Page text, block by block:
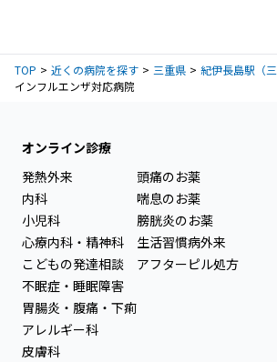
TOP 近くの病院を探す 三重県
紀伊長島駅（
インフルエンザ対応病院
オンライン診療
発熱外来
内科
小児科
心療内科・精神科
こどもの発達相談
不眠症・睡眠障害
胃腸炎・腹痛・下痢
アレルギー科
皮膚科
頭痛のお薬
喘息のお薬
膀胱炎のお薬
生活習慣病外来
アフターピル処方